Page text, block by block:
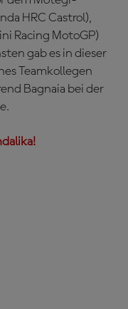
HRC Castrol),
Racing MotoGP)
gab es in dieser
Teamkollegen
Bagnaia bei der